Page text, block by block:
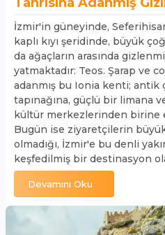
İzmir'in güneyinde,
kaplı kıyı şeridinde, büyük
da ağaçların arasında
yatmaktadır: Teos. Şarap ve
adanmış bu Ionia kenti; antik
tapınağına, güçlü bir limana
kültür merkezlerinden birine
Bugün ise ziyaretçilerin
olmadığı, İzmir'e bu denli
keşfedilmiş bir destinasyon
Devamını Oku